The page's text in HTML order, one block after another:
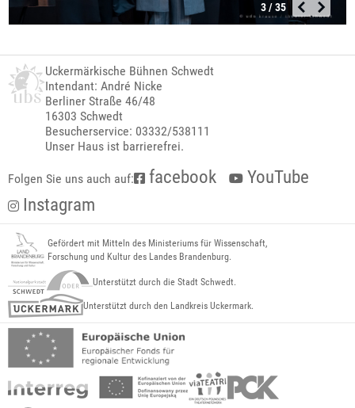
3 / 35
Uckermärkische Bühnen Schwedt
Intendant: André Nicke
Berliner Straße 46/48
16303 Schwedt
Besucherservice: 03332/538111
Unser Haus ist barrierefrei.
Folgen Sie uns auch auf: facebook
YouTube
Instagram
Gefördert mit Mitteln des Ministeriums für Wissenschaft,
Forschung und Kultur des Landes Brandenburg.
Unterstützt durch die Stadt Schwedt.
Unterstützt durch den Landkreis Uckermark.